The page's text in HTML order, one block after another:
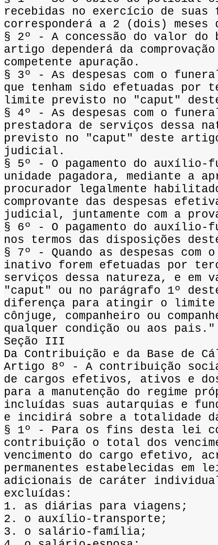
recebidas no exercício de
corresponderá a 2 (dois) meses
§ 2º - A concessão do valor do
artigo dependerá da
competente apuração.
§ 3º - As despesas com o
que tenham sido efetuadas
limite previsto no "caput"
§ 4º - As despesas com o
prestadora de serviços dessa
previsto no "caput" deste
judicial.
§ 5º - O pagamento do
unidade pagadora, mediante a
procurador legalmente
comprovante das despesas
judicial, juntamente com a
§ 6º - O pagamento do auxílio-
nos termos das disposições
§ 7º - Quando as despesas
inativo forem efetuadas por
serviços dessa natureza, e
"caput" ou no parágrafo 1º
diferença para atingir o limite
cônjuge, companheiro ou
qualquer condição ou aos pais."
Seção III
Da Contribuição e da Base de
Artigo 8º - A contribuição
de cargos efetivos, ativos e
para a manutenção do regime
incluídas suas autarquias e
e incidirá sobre a totalidade
§ 1º - Para os fins desta lei
contribuição o total dos
vencimento do cargo efetivo,
permanentes estabelecidas em
adicionais de caráter
excluídas:
1. as diárias para viagens;
2. o auxílio-transporte;
3. o salário-família;